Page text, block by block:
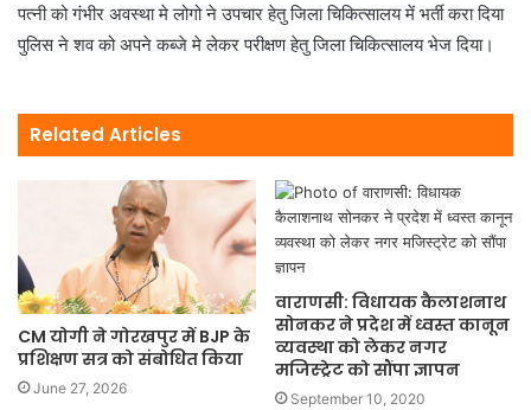
पत्नी को गंभीर अवस्था मे लोगो ने उपचार हेतु जिला चिकित्सालय में भर्ती करा दिया
पुलिस ने शव को अपने कब्जे मे लेकर परीक्षण हेतु जिला चिकित्सालय भेज दिया।
Related Articles
CM योगी ने गोरखपुर में BJP के
प्रशिक्षण सत्र को संबोधित किया
June 27, 2026
वाराणसी: विधायक कैलाशनाथ
सोनकर ने प्रदेश में ध्वस्त कानून
व्यवस्था को लेकर नगर
मजिस्ट्रेट को सौंपा ज्ञापन
September 10, 2020